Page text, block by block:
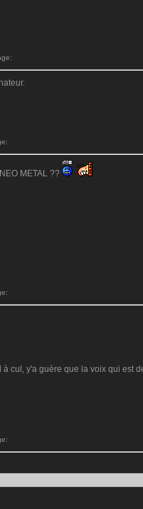
METAL ??
cul, y'a guère que la voix qui